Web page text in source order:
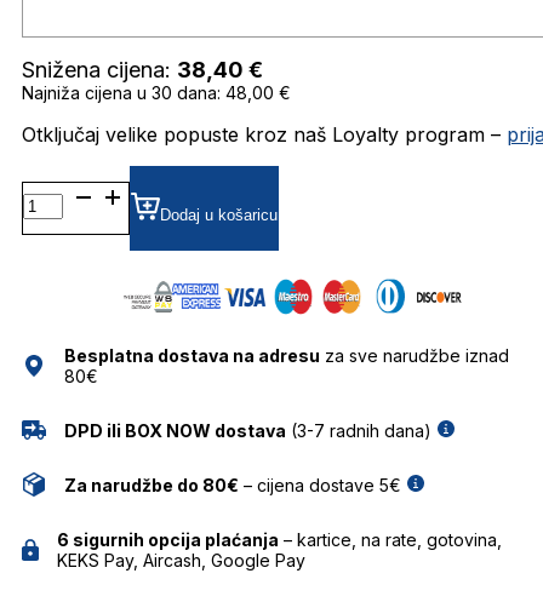
Snižena cijena: 38,40 €
Najniža cijena u 30 dana: 48,00 €
Otključaj velike popuste kroz naš Loyalty program –
BG6561G
CLIPON
DODATAK
Dodaj u košaricu
Besplatna dostava na adresu za sve narudžbe iznad
80€
DPD ili BOX NOW dostava (3-7 radnih dana)
Za narudžbe do 80€ – cijena dostave 5€
6 sigurnih opcija plaćanja – kartice, na rate, gotovina,
KEKS Pay, Aircash, Google Pay